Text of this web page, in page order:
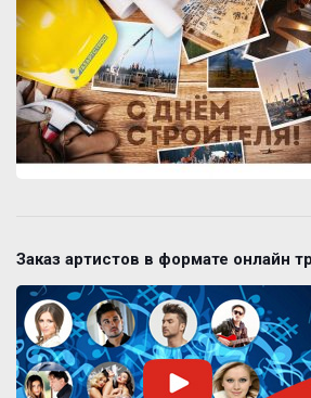
Заказ артистов в формате онлайн